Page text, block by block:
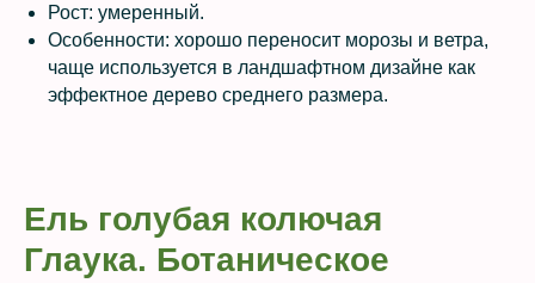
Рост: умеренный.
Особенности: хорошо переносит морозы и ветра,
чаще используется в ландшафтном дизайне как
эффектное дерево среднего размера.
Ель голубая колючая
Глаука. Ботаническое